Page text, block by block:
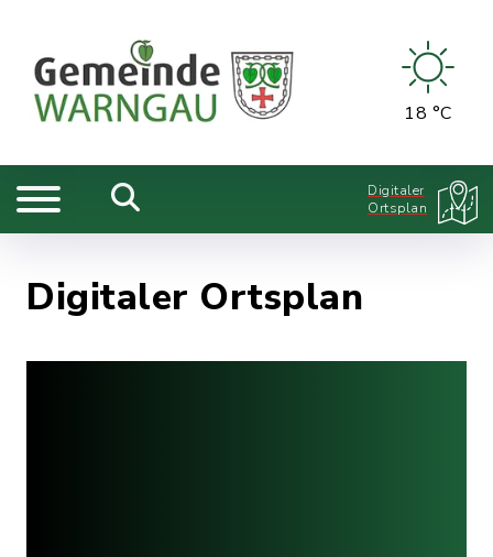
18 °C
Digitaler
Ortsplan
Digitaler Ortsplan